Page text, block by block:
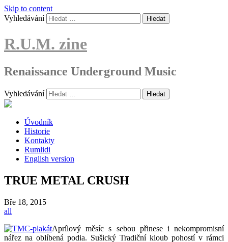
Skip to content
Vyhledávání
R.U.M. zine
Renaissance Underground Music
Vyhledávání
Úvodník
Historie
Kontakty
Rumlidi
English version
TRUE METAL CRUSH
Bře 18, 2015
all
Aprílový měsíc s sebou přinese i nekompromisní
nářez na oblíbená podia. Sušický Tradiční kloub pohostí v rámci